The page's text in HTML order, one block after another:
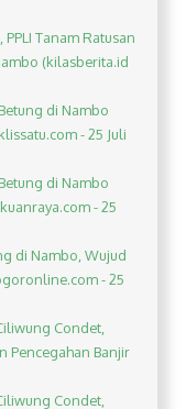
Tanam Ratusan
(kilasberita.id
di Nambo
- 25 Juli
di Nambo
- 25
di Nambo, Wujud
- 25
Condet,
Pencegahan Banjir
Condet,